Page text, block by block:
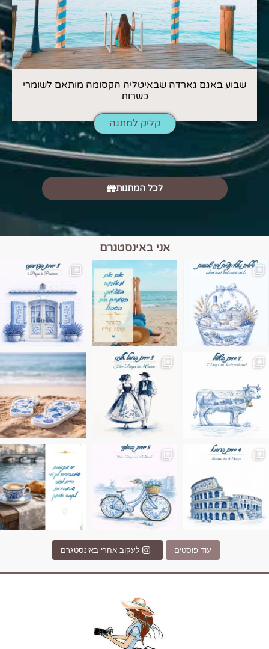
שבוע באגם גארדה שבאיטליה הקסומה מותאם לשומרי
כשרות
קליק למתנה
לכל המתנות
אני באינסטגרם
הם הגבול 💙🩵
בחבל אלזס צרפת
בחופשה שבו הכל נהיה פשוט יותר. החול, הי
Instagram post
Instagram post 17994326828955248
עוד פוסטים לעקוב אחרי באינסטגרם